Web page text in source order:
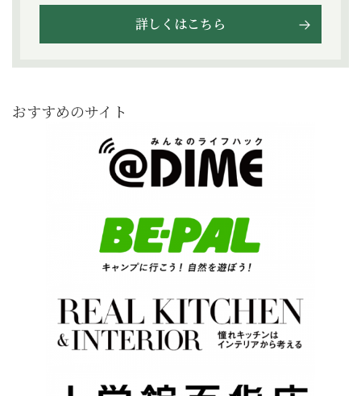
詳しくはこちら
おすすめのサイト